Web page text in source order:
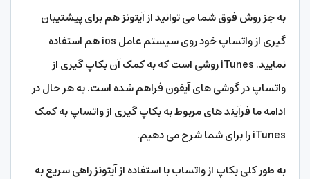
به جز روش فوق شما می توانید از آیتونز هم برای پیشتیبان
گیری از واتساپ خود روی سیستم عامل ios هم استفاده
نمایید. iTunes روشی است که به کمک آن بکاپ گیری از
واتساپ در گوشی های آیفون فراهم شده است. به هر حال در
ادامه ما فرآیند های مربوط به بکاپ گیری از واتساپ به کمک
iTunes را برای شما شرح می دهیم.
به طور کلی بکاپ از واتساب با استفاده از آیتونز راهی سریع به